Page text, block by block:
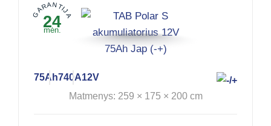
GARANTIJA
24
mėn.
75Ah740A12V
Matmenys: 259 × 175 × 200 cm